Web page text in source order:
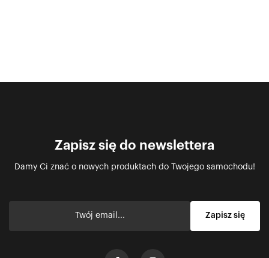
Zapisz się do newslettera
Damy Ci znać o nowych produktach do Twojego samochodu!